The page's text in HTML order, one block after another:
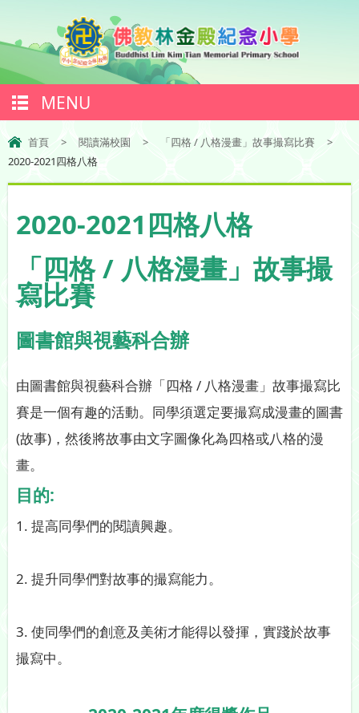
MENU
首頁 > 閱讀滿校園 > 「四格 / 八格漫畫」故事撮寫比賽
>
2020-2021四格八格
2020-2021四格八格
「四格 / 八格漫畫」故事撮
寫比賽
圖書館與視藝科合辦
由圖書館與視藝科合辦「四格 / 八格漫畫」故事撮寫比
賽是一個有趣的活動。同學須選定要撮寫成漫畫的圖書
(故事)，然後將故事由文字圖像化為四格或八格的漫
畫。
目的:
1. 提高同學們的閱讀興趣。
2. 提升同學們對故事的撮寫能力。
3. 使同學們的創意及美術才能得以發揮，實踐於故事
撮寫中。